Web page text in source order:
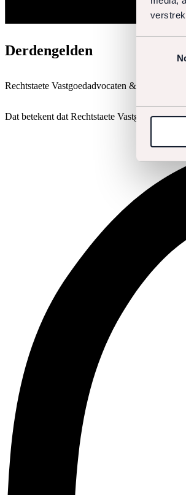
Derdengelden
Rechtstaete Vastgoedadvocaten &
Dat betekent dat Rechtstaete